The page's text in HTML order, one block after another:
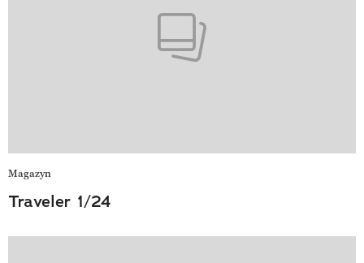
Magazyn
Traveler 1/24